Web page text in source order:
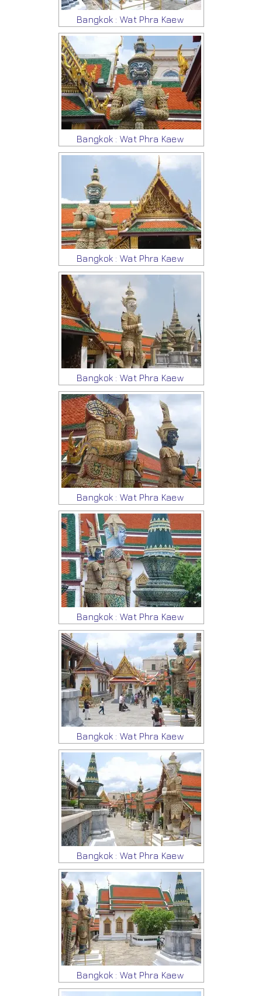
Bangkok : Wat Phra Kaew
Bangkok : Wat Phra Kaew
Bangkok : Wat Phra Kaew
Bangkok : Wat Phra Kaew
Bangkok : Wat Phra Kaew
Bangkok : Wat Phra Kaew
Bangkok : Wat Phra Kaew
Bangkok : Wat Phra Kaew
Bangkok : Wat Phra Kaew